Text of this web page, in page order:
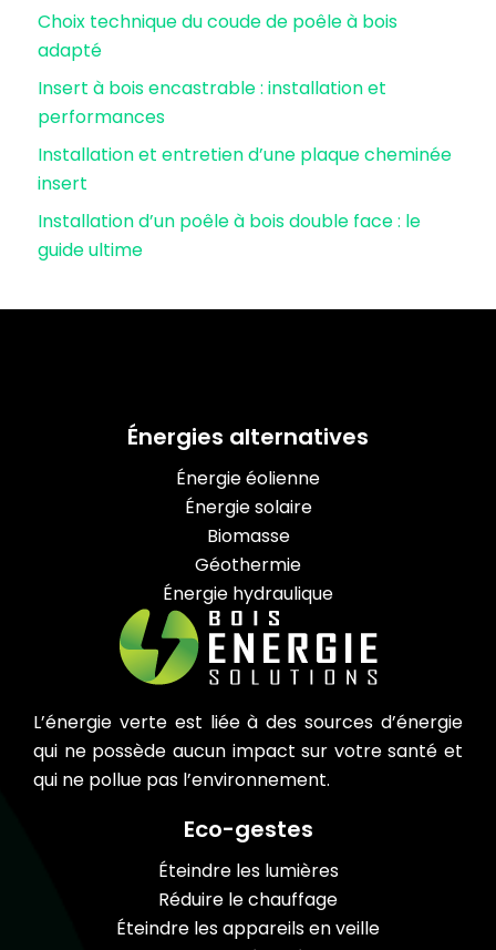
Choix technique du coude de poêle à bois
adapté
Insert à bois encastrable : installation et
performances
Installation et entretien d’une plaque cheminée
insert
Installation d’un poêle à bois double face : le
guide ultime
Énergies alternatives
Énergie éolienne
Énergie solaire
Biomasse
Géothermie
Énergie hydraulique
L’énergie verte est liée à des sources d’énergie
qui ne possède aucun impact sur votre santé et
qui ne pollue pas l’environnement.
Eco-gestes
Éteindre les lumières
Réduire le chauffage
Éteindre les appareils en veille